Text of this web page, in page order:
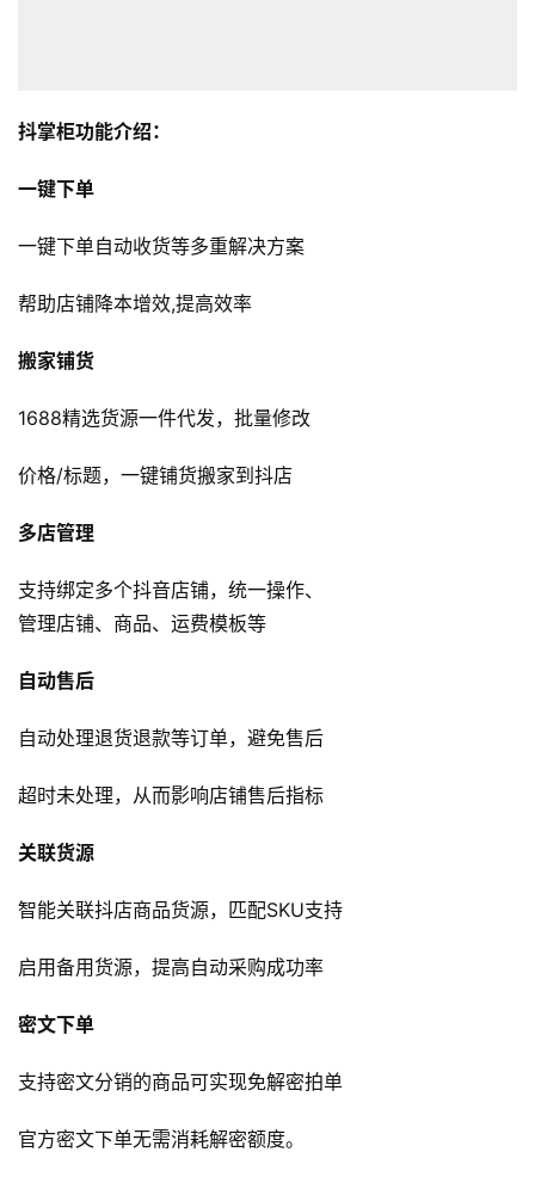
首
页
全
开
境
科
社
抖掌柜功能介绍：
一键下单
一键下单自动收货等多重解决方案
帮助店铺降本增效,提高效率
搬家铺货
1688精选货源一件代发，批量修改
价格/标题，一键铺货搬家到抖店
多店管理
支持绑定多个抖音店铺，统一操作、
管理店铺、商品、运费模板等
自动售后
自动处理退货退款等订单，避免售后
超时未处理，从而影响店铺售后指标
关联货源
智能关联抖店商品货源，匹配SKU支持
启用备用货源，提高自动采购成功率
密文下单
支持密文分销的商品可实现免解密拍单
官方密文下单无需消耗解密额度。